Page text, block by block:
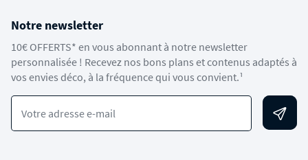
Notre newsletter
10€ OFFERTS* en vous abonnant à notre newsletter
personnalisée ! Recevez nos bons plans et contenus adaptés à
vos envies déco, à la fréquence qui vous convient.¹
Votre adresse e-mail